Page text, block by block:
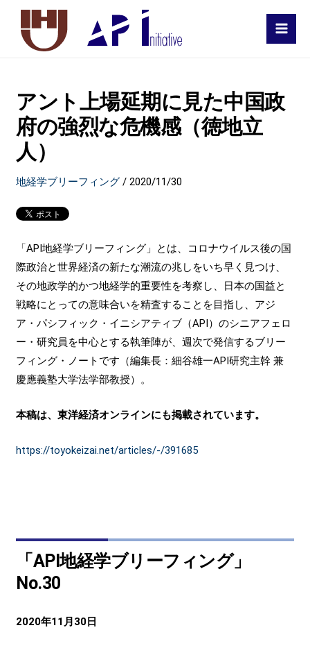
アント上場延期に見た中国政
府の強烈な危機感（徳地立
人）
地経学ブリーフィング /2020/11/30
「API地経学ブリーフィング」とは、コロナウイルス後の国
際政治と世界経済の新たな潮流の兆しをいち早く見つけ、
その地政学的かつ地経学的重要性を考察し、日本の国益と
戦略にとっての意味合いを精査することを目指し、アジ
ア・パシフィック・イニシアティブ（API）のシニアフェロ
ー・研究員を中心とする執筆陣が、週次で発信するブリー
フィング・ノートです（編集長：細谷雄一API研究主幹 兼
慶應義塾大学法学部教授）。
本稿は、東洋経済オンラインにも掲載されています。
https://toyokeizai.net/articles/-/391685
「API地経学ブリーフィング」
No.30
2020年11月30日